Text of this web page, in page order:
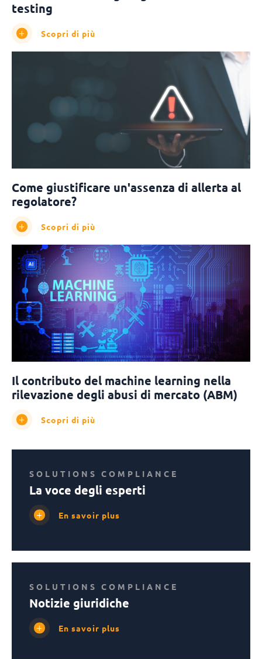
testing
Scopri di più
Come giustificare un'assenza di allerta al
regolatore?
Scopri di più
Il contributo del machine learning nella
rilevazione degli abusi di mercato (ABM)
Scopri di più
SOLUTIONS COMPLIANCE
La voce degli esperti
En savoir plus
SOLUTIONS COMPLIANCE
Notizie giuridiche
En savoir plus